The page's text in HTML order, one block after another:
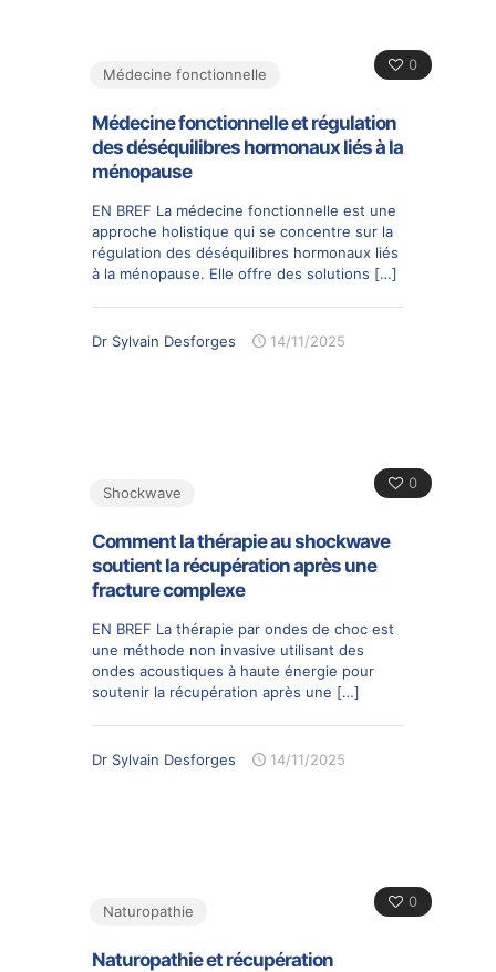
0
Médecine fonctionnelle
Médecine fonctionnelle et régulation
des déséquilibres hormonaux liés à la
ménopause
EN BREF La médecine fonctionnelle est une
approche holistique qui se concentre sur la
régulation des déséquilibres hormonaux liés
à la ménopause. Elle offre des solutions […]
Dr Sylvain Desforges 14/11/2025
0
Shockwave
Comment la thérapie au shockwave
soutient la récupération après une
fracture complexe
EN BREF La thérapie par ondes de choc est
une méthode non invasive utilisant des
ondes acoustiques à haute énergie pour
soutenir la récupération après une […]
Dr Sylvain Desforges 14/11/2025
0
Naturopathie
Naturopathie et récupération